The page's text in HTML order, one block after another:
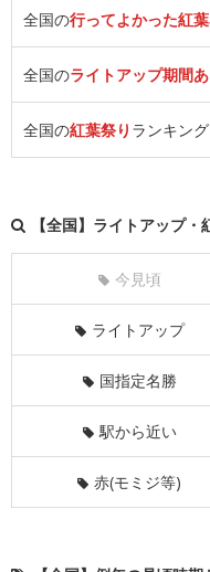
全国の行ってよかった紅
全国のライトアップ期間
全国の紅葉祭り ランキング
【全国】ライトアップ
今見頃
ライトアップ
国指定名勝
駅から近い
赤(モミジ等)